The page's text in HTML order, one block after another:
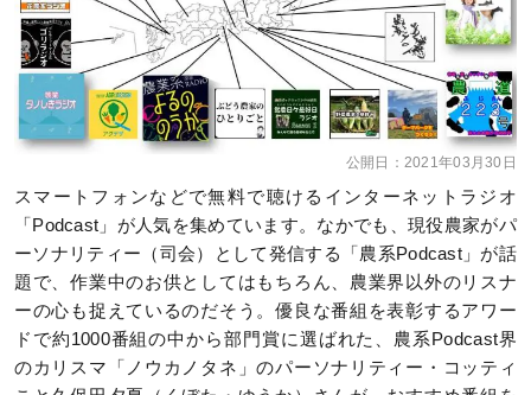
公開日： 2021年03月30日
スマートフォンなどで無料で聴けるインターネットラジオ
「Podcast」が人気を集めています。なかでも、現役農家がパ
ーソナリティー（司会）として発信する「農系Podcast」が話
題で、作業中のお供としてはもちろん、農業界以外のリスナ
ーの心も捉えているのだそう。優良な番組を表彰するアワー
ドで約1000番組の中から部門賞に選ばれた、農系Podcast界
のカリスマ「ノウカノタネ」のパーソナリティー・コッティ